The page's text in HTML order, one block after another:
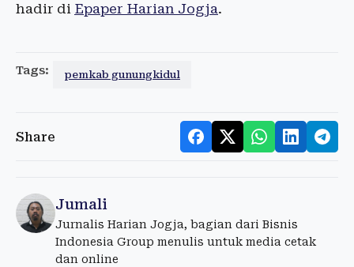
hadir di Epaper Harian Jogja.
Tags: pemkab gunungkidul
Share
Jumali
Jurnalis Harian Jogja, bagian dari Bisnis
Indonesia Group menulis untuk media cetak
dan online